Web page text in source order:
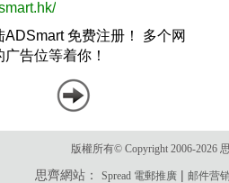
版權所有© Copyright 2006-2026
思齊網站：Spread 電郵推廣 |邮件营